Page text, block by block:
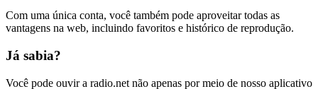
Com uma única conta, você também pode aproveitar todas as
vantagens na web, incluindo favoritos e histórico de reprodução.
Já sabia?
Você pode ouvir a radio.net não apenas por meio de nosso aplicativo